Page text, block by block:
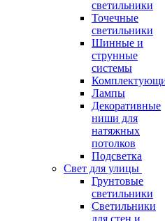
светильники
Точечные
светильники
Шинные и
струнные
системы
Лампы
Декоративные
ниши для
натяжных
потолков
Подсветка
Свет для улицы
Грунтовые
светильники
Светильники
для стен и